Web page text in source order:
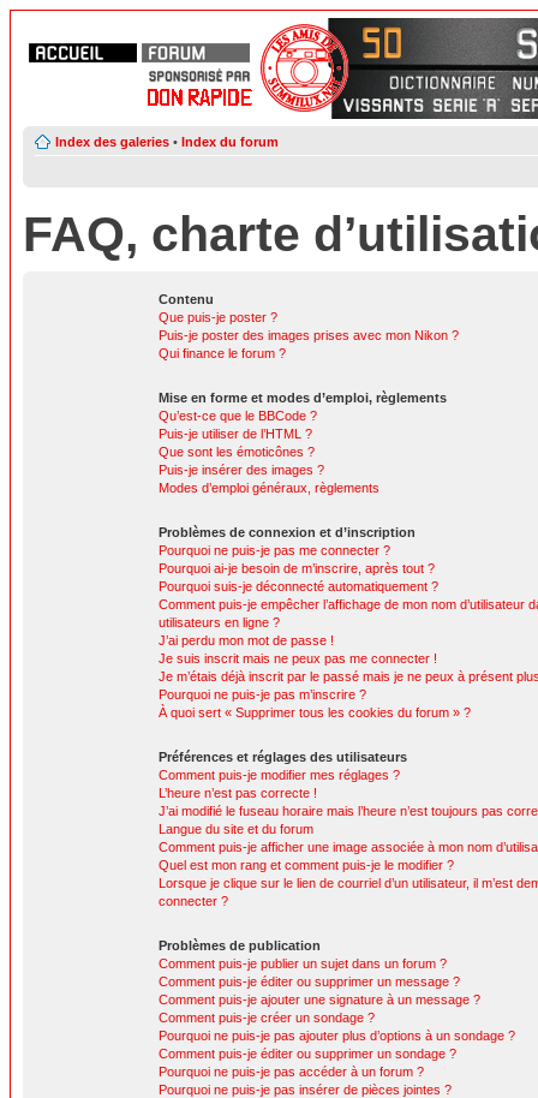
Index des galeries • Index du forum
FAQ, charte
Contenu
Que puis-je poster ?
Puis-je poster des images prises avec mon Nikon ?
Qui finance le forum ?
Mise en forme et modes d’emploi, règlements
Qu’est-ce que le BBCode ?
Puis-je utiliser de l’HTML ?
Que sont les émoticônes ?
Puis-je insérer des images ?
Modes d’emploi généraux, règlements
Problèmes de connexion et d’inscription
Pourquoi ne puis-je pas me connecter ?
Pourquoi ai-je besoin de m’inscrire, après tout ?
Pourquoi suis-je déconnecté automatiquement ?
Comment puis-je empêcher l’affichage de mon nom d’utilisateur
utilisateurs en ligne ?
J’ai perdu mon mot de passe !
Je suis inscrit mais ne peux pas me connecter !
Je m’étais déjà inscrit par le passé mais je ne peux à présent
Pourquoi ne puis-je pas m’inscrire ?
À quoi sert « Supprimer tous les cookies du forum » ?
Préférences et réglages des utilisateurs
Comment puis-je modifier mes réglages ?
L’heure n’est pas correcte !
J’ai modifié le fuseau horaire mais l’heure n’est toujours pas
Langue du site et du forum
Comment puis-je afficher une image associée à mon nom
Quel est mon rang et comment puis-je le modifier ?
Lorsque je clique sur le lien de courriel d’un utilisateur, il m’est
connecter ?
Problèmes de publication
Comment puis-je publier un sujet dans un forum ?
Comment puis-je éditer ou supprimer un message ?
Comment puis-je ajouter une signature à un message ?
Comment puis-je créer un sondage ?
Pourquoi ne puis-je pas ajouter plus d’options à un sondage ?
Comment puis-je éditer ou supprimer un sondage ?
Pourquoi ne puis-je pas accéder à un forum ?
Pourquoi ne puis-je pas insérer de pièces jointes ?